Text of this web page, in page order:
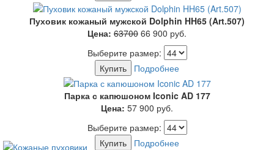
Пуховик кожаный мужской Dolphin HH65 (Art.507)
Цена: 63700 66 900 руб.
Выберите размер:
Купить
Подробнее
Парка с капюшоном Iconic AD 177
Цена: 57 900 руб.
Выберите размер:
Купить
Подробнее